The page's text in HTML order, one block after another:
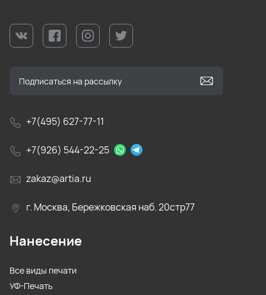
+7(495) 627-77-11
+7(926) 544-22-25
zakaz@artia.ru
г. Москва, Бережковская наб. 20стр77
Нанесение
Все виды печати
УФ-Печать